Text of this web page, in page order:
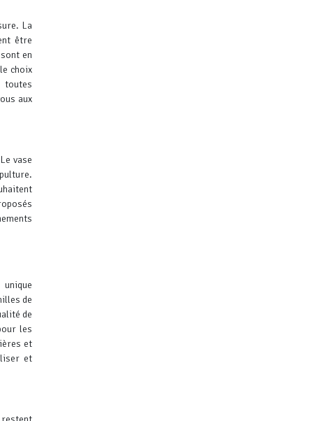
La
être
en
choix
toutes
aux
vase
de
de
les
et
et